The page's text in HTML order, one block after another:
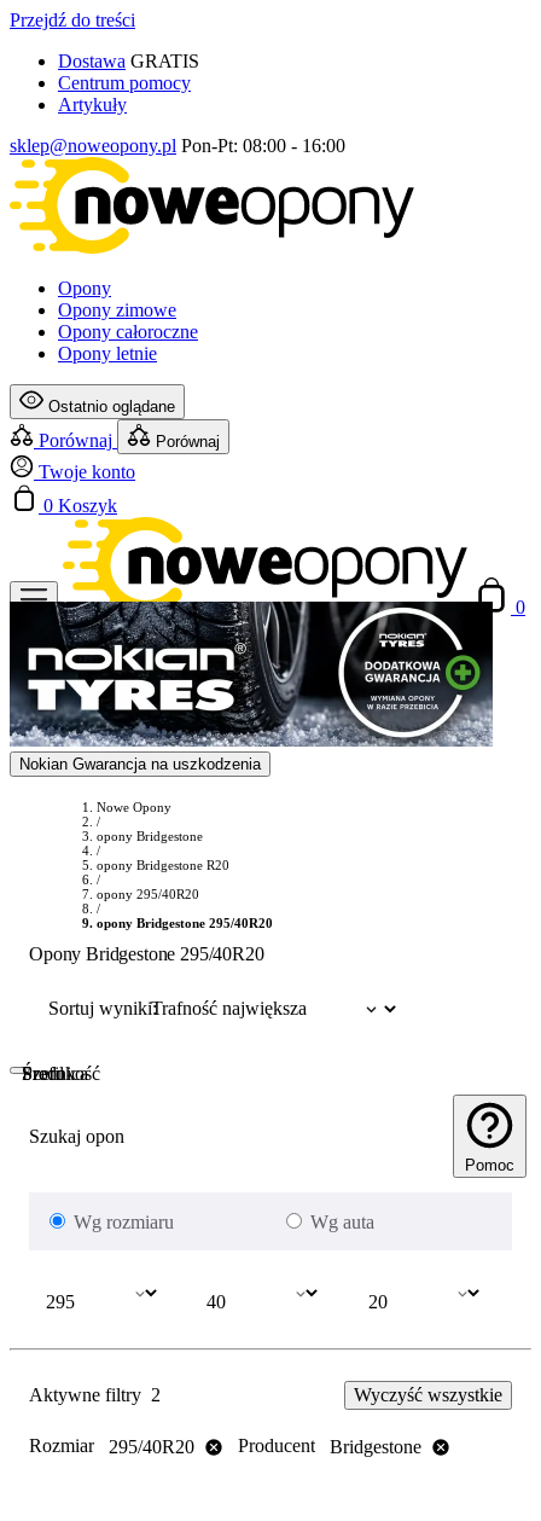
Przejdź do treści
Dostawa GRATIS
Centrum pomocy
Artykuły
sklep@noweopony.pl Pon-Pt: 08:00 - 16:00
Opony
Opony zimowe
Opony całoroczne
Opony letnie
Ostatnio oglądane
Porównaj Porównaj
Twoje konto
0 Koszyk
0
Nokian Gwarancja na uszkodzenia
Nowe Opony
/
opony Bridgestone
/
opony Bridgestone R20
/
opony 295/40R20
/
opony Bridgestone 295/40R20
Opony Bridgestone 295/40R20
Sortuj wyniki:
Szukaj opon
Pomoc
Wg rozmiaru Wg auta
Szerokość
Profil
Średnica
Aktywne filtry 2 Wyczyść wszystkie
Rozmiar 295/40R20 Producent Bridgestone